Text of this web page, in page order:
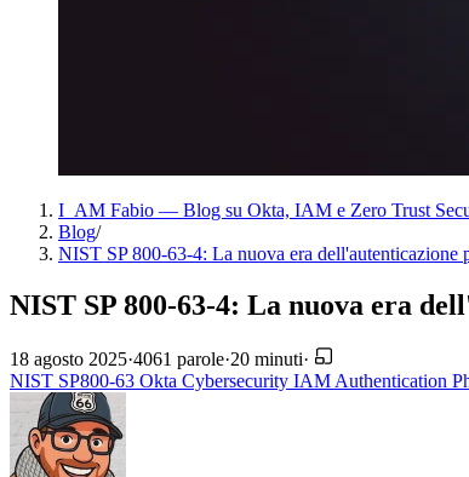
I_AM Fabio — Blog su Okta, IAM e Zero Trust
Blog/
NIST SP 800-63-4: La nuova era dell'autenticazione
NIST SP 800-63-4: La nuova era
18 agosto 2025·4061 parole·20 minuti·
NIST SP800-63 Okta Cybersecurity IAM Authentication